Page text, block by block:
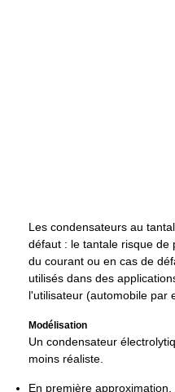
Les condensateurs au
défaut : le tantale risque de
du courant ou en cas de
utilisés dans des
l'utilisateur (automobile par
Modélisation
Un condensateur
moins réaliste.
En première